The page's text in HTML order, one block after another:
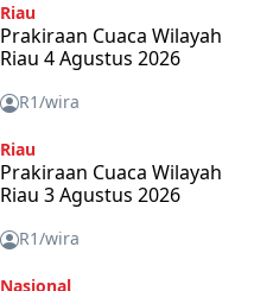
Riau
Prakiraan Cuaca Wilayah
Riau 4 Agustus 2026
R1/wira
Riau
Prakiraan Cuaca Wilayah
Riau 3 Agustus 2026
R1/wira
Nasional